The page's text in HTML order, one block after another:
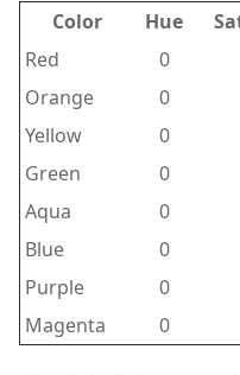
Color Hue
Red
0
Orange
0
Yellow
0
Green
0
Aqua
0
Blue
0
Purple
0
Magenta
0